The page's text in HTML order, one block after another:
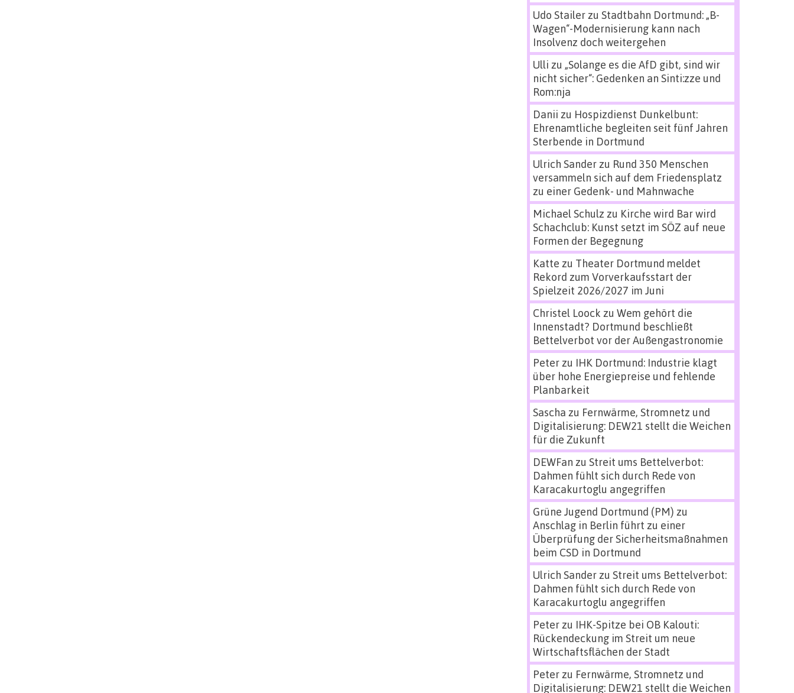
Udo Stailerzu Stadtbahn Dortmund: „B-
Wagen“-Modernisierung kann nach
Insolvenz doch weitergehen
Ulli zu „Solange es die AfD gibt, sind wir
nicht sicher“: Gedenken an Sinti:zze und
Rom:nja
Danii zu Hospizdienst Dunkelbunt:
Ehrenamtliche begleiten seit fünf Jahren
Sterbende in Dortmund
Ulrich Sanderzu Rund 350 Menschen
versammeln sich auf dem Friedensplatz
zu einer Gedenk- und Mahnwache
Michael Schulz zu Kirche wird Bar wird
Schachclub: Kunst setzt im SÖZ auf neue
Formen der Begegnung
Katte zu Theater Dortmund meldet
Rekord zum Vorverkaufsstart der
Spielzeit 2026/2027 im Juni
Christel Loock zu Wem gehört die
Innenstadt? Dortmund beschließt
Bettelverbot vor der Außengastronomie
Peterzu IHK Dortmund: Industrie klagt
über hohe Energiepreise und fehlende
Planbarkeit
Sascha zu Fernwärme, Stromnetz und
Digitalisierung: DEW21 stellt die Weichen
für die Zukunft
DEWFan zu Streit ums Bettelverbot:
Dahmen fühlt sich durch Rede von
Karacakurtoglu angegriffen
Grüne Jugend Dortmund (PM) zu
Anschlag in Berlin führt zu einer
Überprüfung der Sicherheitsmaßnahmen
beim CSD in Dortmund
Ulrich Sanderzu Streit ums Bettelverbot:
Dahmen fühlt sich durch Rede von
Karacakurtoglu angegriffen
Peterzu IHK-Spitze bei OB Kalouti:
Rückendeckung im Streit um neue
Wirtschaftsflächen der Stadt
Peterzu Fernwärme, Stromnetz und
Digitalisierung: DEW21 stellt die Weichen